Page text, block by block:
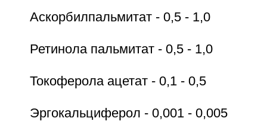
Аскорбилпальмитат - 0,5 - 1,0
Ретинола пальмитат - 0,5 - 1,0
Токоферола ацетат - 0,1 - 0,5
Эргокальциферол - 0,001 - 0,005